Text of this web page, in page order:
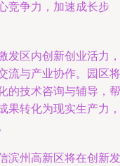
竞争力，加速成长步
发区内创新创业活力，
流与产业协作。园区将
的技术咨询与辅导，帮
果转化为现实生产力，
滨州高新区将在创新发